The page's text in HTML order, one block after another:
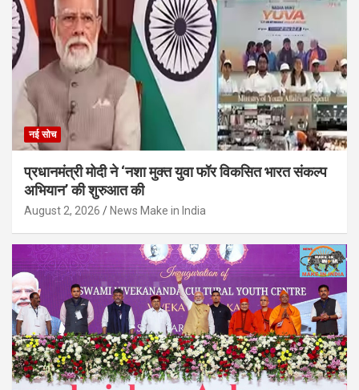
नई सोच
प्रधानमंत्री मोदी ने ‘नशा मुक्त युवा फॉर विकसित भारत संकल्प
अभियान’ की शुरुआत की
August 2, 2026 News Make in India